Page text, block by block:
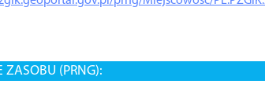
ZASOBU (PRNG):